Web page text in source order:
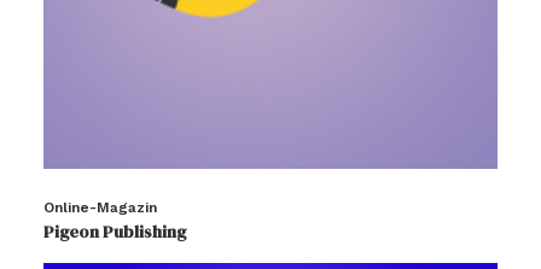
Online-Magazin
Pigeon Publishing